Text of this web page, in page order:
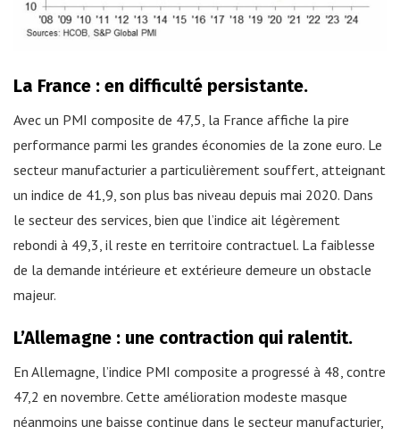
La France : en difficulté persistante.
Avec un PMI composite de 47,5, la France affiche la pire
performance parmi les grandes économies de la zone euro. Le
secteur manufacturier a particulièrement souffert, atteignant
un indice de 41,9, son plus bas niveau depuis mai 2020. Dans
le secteur des services, bien que l’indice ait légèrement
rebondi à 49,3, il reste en territoire contractuel. La faiblesse
de la demande intérieure et extérieure demeure un obstacle
majeur.
L’Allemagne : une contraction qui ralentit.
En Allemagne, l’indice PMI composite a progressé à 48, contre
47,2 en novembre. Cette amélioration modeste masque
néanmoins une baisse continue dans le secteur manufacturier,